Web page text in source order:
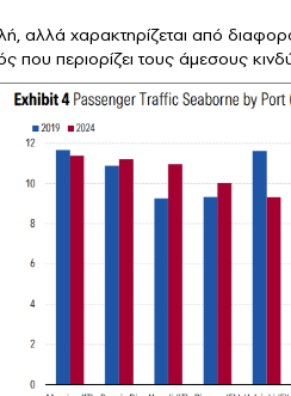
αλλά χαρακτηρίζεται από
περιορίζει τους άμεσους